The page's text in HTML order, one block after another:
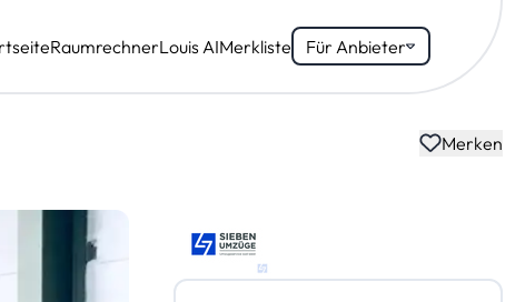
RaumrechnerLouis AIMerkliste Für Anbieter
Merken